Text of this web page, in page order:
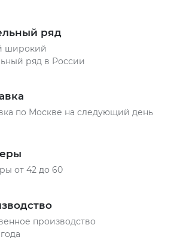
ряд
широкий
ряд в России
по Москве на следующий день
от 42 до 60
производство